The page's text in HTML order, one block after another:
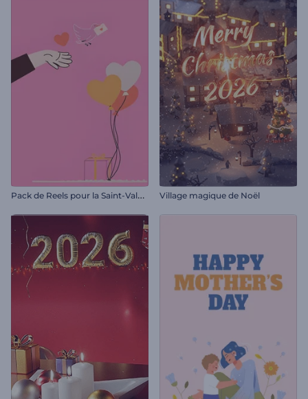
P
ack de Reels pour la Saint-Valentin Village magique de Noël